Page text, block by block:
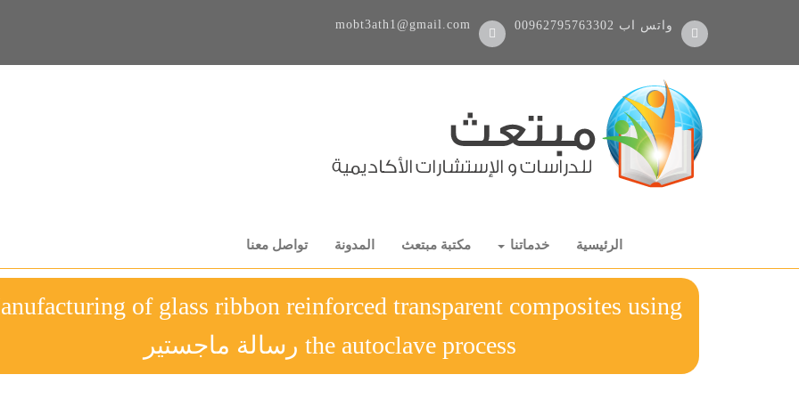
00962795763302 واتس اب mobt3ath1@gmail.com
الرئيسية خدماتنا مكتبة مبتعث المدونة تواصل معنا
of glass ribbon reinforced transparent composites using
the autoclave process رسالة ماجستير